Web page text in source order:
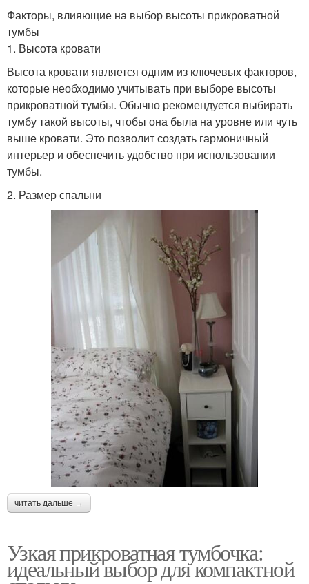
Факторы, влияющие на выбор высоты прикроватной
тумбы
1. Высота кровати
Высота кровати является одним из ключевых факторов,
которые необходимо учитывать при выборе высоты
прикроватной тумбы. Обычно рекомендуется выбирать
тумбу такой высоты, чтобы она была на уровне или чуть
выше кровати. Это позволит создать гармоничный
интерьер и обеспечить удобство при использовании
тумбы.
2. Размер спальни
читать дальше →
Узкая прикроватная тумбочка:
идеальный выбор для компактной